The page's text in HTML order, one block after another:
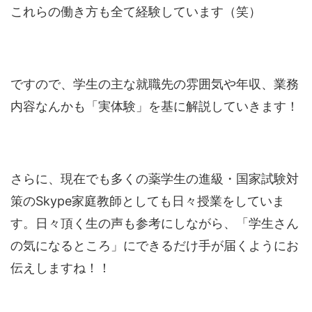
これらの働き方も全て経験しています（笑）
ですので、学生の主な就職先の雰囲気や年収、業務
内容なんかも「実体験」を基に解説していきます！
さらに、現在でも多くの薬学生の進級・国家試験対
策のSkype家庭教師としても日々授業をしていま
す。日々頂く生の声も参考にしながら、「学生さん
の気になるところ」にできるだけ手が届くようにお
伝えしますね！！